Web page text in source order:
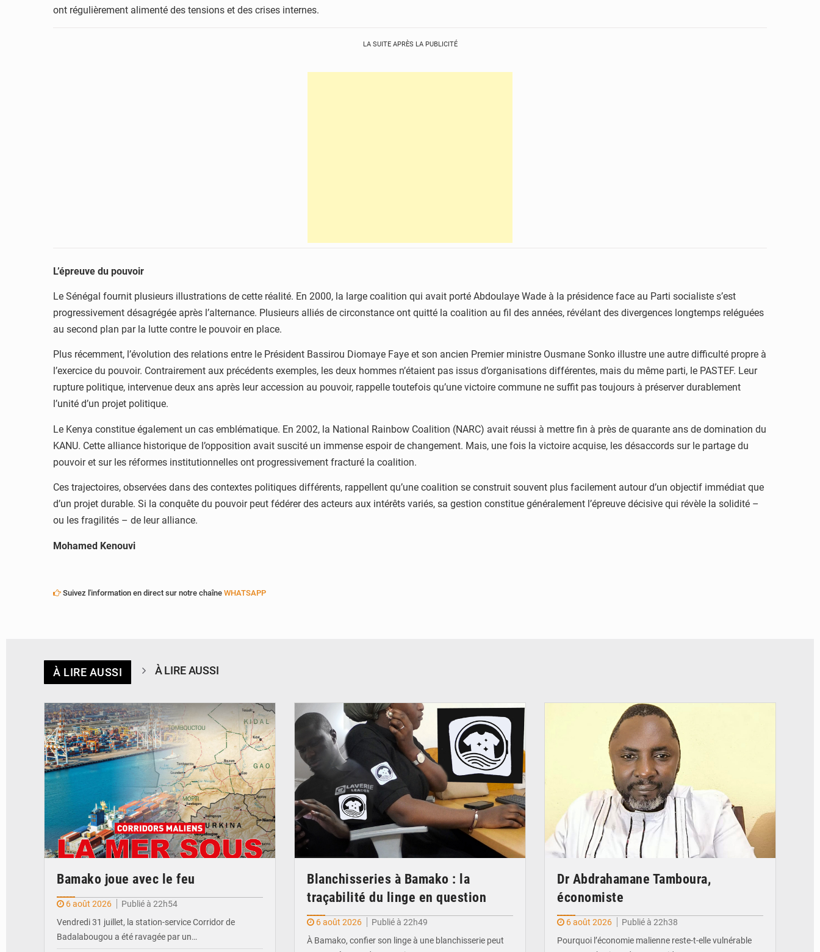
ont régulièrement alimenté des tensions et des crises internes.
LA SUITE APRÈS LA PUBLICITÉ
L’épreuve du pouvoir
Le Sénégal fournit plusieurs illustrations de cette réalité. En 2000, la large coalition qui avait porté Abdoulaye Wade à la présidence face au Parti socialiste s’est
progressivement désagrégée après l’alternance. Plusieurs alliés de circonstance ont quitté la coalition au fil des années, révélant des divergences longtemps reléguées
au second plan par la lutte contre le pouvoir en place.
Plus récemment, l’évolution des relations entre le Président Bassirou Diomaye Faye et son ancien Premier ministre Ousmane Sonko illustre une autre difficulté propre à
l’exercice du pouvoir. Contrairement aux précédents exemples, les deux hommes n’étaient pas issus d’organisations différentes, mais du même parti, le PASTEF. Leur
rupture politique, intervenue deux ans après leur accession au pouvoir, rappelle toutefois qu’une victoire commune ne suffit pas toujours à préserver durablement
l’unité d’un projet politique.
Le Kenya constitue également un cas emblématique. En 2002, la National Rainbow Coalition (NARC) avait réussi à mettre fin à près de quarante ans de domination du
KANU. Cette alliance historique de l’opposition avait suscité un immense espoir de changement. Mais, une fois la victoire acquise, les désaccords sur le partage du
pouvoir et sur les réformes institutionnelles ont progressivement fracturé la coalition.
Ces trajectoires, observées dans des contextes politiques différents, rappellent qu’une coalition se construit souvent plus facilement autour d’un objectif immédiat que
d’un projet durable. Si la conquête du pouvoir peut fédérer des acteurs aux intérêts variés, sa gestion constitue généralement l’épreuve décisive qui révèle la solidité –
ou les fragilités – de leur alliance.
Mohamed Kenouvi
Suivez l'information en direct sur notre chaîne WHATSAPP
À LIRE AUSSI À LIRE AUSSI
© JDM
Bamako joue avec le feu
6 août 2026
Publié à 22h54
Vendredi 31 juillet, la station-service Corridor de
Badalabougou a été ravagée par un…
Blanchisseries à Bamako : la
traçabilité du linge en question
6 août 2026
Publié à 22h49
À Bamako, confier son linge à une blanchisserie peut
Dr Abdrahamane Tamboura,
économiste
6 août 2026
Publié à 22h38
Pourquoi l’économie malienne reste-t-elle vulnérable